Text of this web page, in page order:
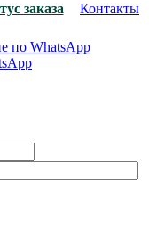
заказа
Контакты